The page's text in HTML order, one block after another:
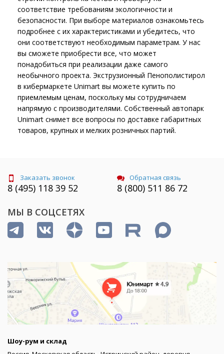
соответствие требованиям экологичности и
безопасности. При выборе материалов ознакомьтесь
подробнее с их характеристиками и убедитесь, что
они соответствуют необходимым параметрам. У нас
вы сможете приобрести все, что может
понадобиться при реализации даже самого
необычного проекта. Экструзионный Пенополистирол
в кибермаркете Unimart вы можете купить по
приемлемым ценам, поскольку мы сотрудничаем
напрямую с производителями. Собственный автопарк
Unimart снимет все вопросы по доставке габаритных
товаров, крупных и мелких розничных партий.
Заказать звонок
8 (495) 118 39 52
Обратная связь
8 (800) 511 86 72
МЫ В СОЦСЕТЯХ
Шоу-рум и склад